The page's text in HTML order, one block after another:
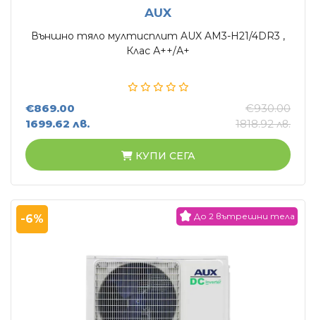
AUX
Външно тяло мултисплит AUX AM3-H21/4DR3 ,
Клас А++/А+
€869.00
1699.62 лв.
€930.00
1818.92 лв.
КУПИ СЕГА
-6% До 2 вътрешни тела